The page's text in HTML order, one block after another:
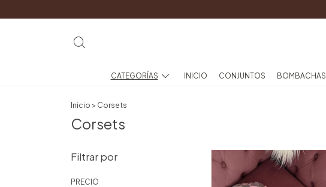
CATEGORÍAS INICIO CONJUNTOS BOMBACHAS
Inicio > Corsets
Corsets
Filtrar por
PRECIO